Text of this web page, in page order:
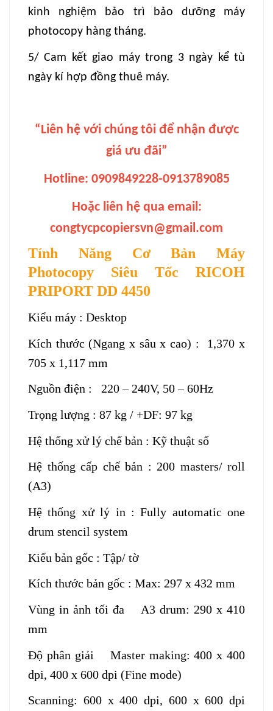
kinh nghiệm bảo trì bảo dưỡng máy
photocopy hàng tháng.
5/ Cam kết giao máy trong 3 ngày kể tù
ngày kí hợp đồng thuê máy.
“Liên hệ với chúng tôi để nhận được
giá ưu đãi”
Hotline: 0909849228-0913789085
Hoặc liên hệ qua email:
congtycpcopiersvn@gmail.com
Tính Năng Cơ Bản Máy
Photocopy Siêu Tốc RICOH
PRIPORT DD 4450
Kiểu máy : Desktop
Kích thước (Ngang x sâu x cao) : 1,370 x
705 x 1,117 mm
Nguồn điện : 220 – 240V, 50 – 60Hz
Trọng lượng : 87 kg / +DF: 97 kg
Hệ thống xử lý chế bản : Kỹ thuật số
Hệ thống cấp chế bản : 200 masters/ roll
(A3)
Hệ thống xử lý in : Fully automatic one
drum stencil system
Kiểu bản gốc : Tập/ tờ
Kích thước bản gốc : Max: 297 x 432 mm
Vùng in ảnh tối đa A3 drum: 290 x 410
mm
Độ phân giải Master making: 400 x 400
dpi, 400 x 600 dpi (Fine mode)
Scanning: 600 x 400 dpi, 600 x 600 dpi